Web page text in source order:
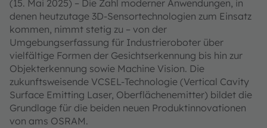
(15. Mai 2025) – Die Zahl moderner Anwendungen, in
denen heutzutage 3D-Sensortechnologien zum Einsatz
kommen, nimmt stetig zu – von der
Umgebungserfassung für Industrieroboter über
vielfältige Formen der Gesichtserkennung bis hin zur
Objekterkennung sowie Machine Vision. Die
zukunftsweisende VCSEL-Technologie (Vertical Cavity
Surface Emitting Laser, Oberflächenemitter) bildet die
Grundlage für die beiden neuen Produktinnovationen
von ams OSRAM.